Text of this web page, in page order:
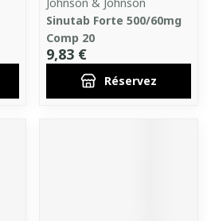
Sinutab Forte 500/60mg
Comp 20
9,83 €
Réservez